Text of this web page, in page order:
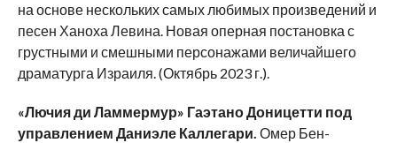
на основе нескольких самых любимых произведений и
песен Ханоха Левина. Новая оперная постановка с
грустными и смешными персонажами величайшего
драматурга Израиля. (Октябрь 2023 г.).
«Лючия ди Ламмермур» Гаэтано Доницетти под
управлением Даниэле Каллегари. Омер Бен-